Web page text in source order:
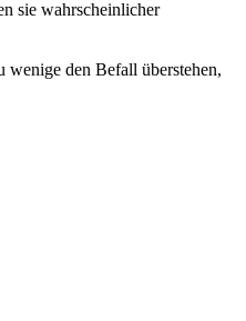
sie wahrscheinlicher
wenige den Befall überstehen,